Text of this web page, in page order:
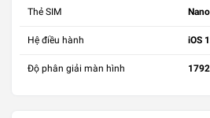
Thẻ SIM
Hệ điều hành iOS
Độ phân giải màn hình